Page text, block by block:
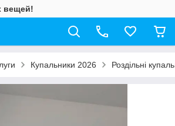
вещей!
Купальники 2026 Роздільні